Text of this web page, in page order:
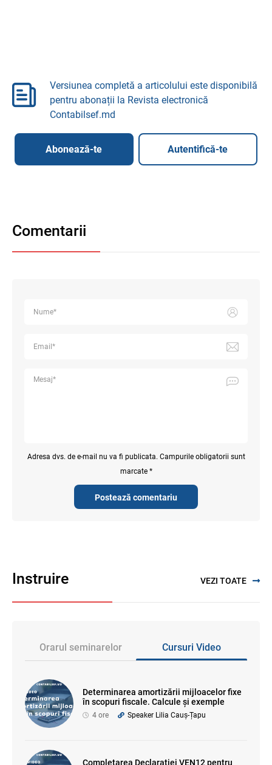
Versiunea completă a articolului este disponibilă
pentru abonații la Revista electronică
Contabilsef.md
Abonează-te Autentifică-te
Comentarii
Postează comentariu
Adresa dvs. de e-mail nu va fi publicata. Campurile obligatorii sunt
marcate *
Instruire VEZI TOATE
Orarul seminarelor Cursuri Video
Determinarea amortizării mijloacelor fixe
în scopuri fiscale. Calcule și exemple
4 ore Speaker Lilia Cauș-Țapu
Completarea Declarației VEN12 pentru